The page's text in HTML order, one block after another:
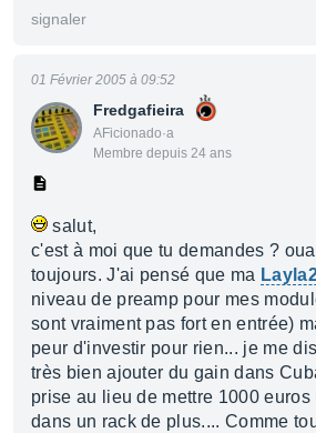
signaler
Fredgafieira
AFicionado·a
Membre depuis 24 ans
01 Février 2005 à 09:52
salut,
c'est à moi que tu demandes ?
toujours. J'ai pensé que ma
niveau de preamp pour mes
sont vraiment pas fort en entrée)
peur d'investir pour rien... je me
très bien ajouter du gain dans
prise au lieu de mettre 1000 euros
dans un rack de plus.... Comme